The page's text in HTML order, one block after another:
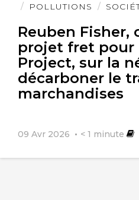
POLLUTIONS
Reuben Fisher,
projet fret pour
Project, sur la
décarboner le
marchandises
09 Avr 2026 < 1 minute